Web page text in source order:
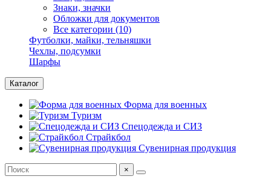
Знаки, значки
Обложки для документов
Все категории (10)
Футболки, майки, тельняшки
Чехлы, подсумки
Шарфы
Каталог
Форма для военных
Туризм
Спецодежда и СИЗ
Страйкбол
Сувенирная продукция
×